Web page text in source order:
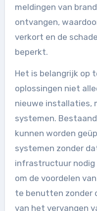
meldingen van
ontvangen,
verkort en de
beperkt.
Het is belangrijk op
oplossingen niet
nieuwe installaties,
systemen.
kunnen worden
systemen zonder
infrastructuur nodig
om de voordelen
te benutten zonder
van het vervangen